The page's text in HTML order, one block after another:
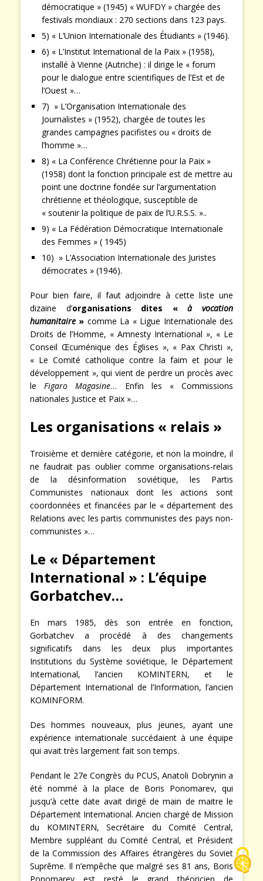
démocratique » (1945) « WUFDY » chargée des
festivals mondiaux : 270 sections dans 123 pays.
5) « L’Union Internationale des Étudiants » (1946).
6) « L’Institut International de la Paix » (1958),
installé à Vienne (Autriche) : il dirige le « forum
pour le dialogue entre scientifiques de l’Est et de
l’Ouest »…
7) » L’Organisation Internationale des
Journalistes » (1952), chargée de toutes les
grandes campagnes pacifistes ou « droits de
l’homme »…
8) « La Conférence Chrétienne pour la Paix »
(1958) dont la fonction principale est de mettre au
point une doctrine fondée sur l’argumentation
chrétienne et théologique, susceptible de
« soutenir la politique de paix de l’U.R.S.S. »..
9) « La Fédération Démocratique Internationale
des Femmes » ( 1945)
10) » L’Association Internationale des Juristes
démocrates » (1946).
Pour bien faire, il faut adjoindre à cette liste une
dizaine d’organisations dites «à vocation
humanitaire » comme La « Ligue Internationale des
Droits de l’Homme, « Amnesty International », « Le
Conseil Œcuménique des Églises », « Pax Christi »,
« Le Comité catholique contre la faim et pour le
développement », qui vient de perdre un procès avec
le Figaro Magasine… Enfin les « Commissions
nationales Justice et Paix »…
Les organisations « relais »
Troisième et dernière catégorie, et non la moindre, il
ne faudrait pas oublier comme organisations-relais
de la désinformation soviétique, les Partis
Communistes nationaux dont les actions sont
coordonnées et financées par le « département des
Relations avec les partis communistes des pays non-
communistes »…
Le « Département
International » : L’équipe
Gorbatchev…
En mars 1985, dès son entrée en fonction,
Gorbatchev a procédé à des changements
significatifs dans les deux plus importantes
Institutions du Système soviétique, le Département
International, l’ancien KOMINTERN, et le
Département International de l’Information, l’ancien
KOMINFORM.
Des hommes nouveaux, plus jeunes, ayant une
expérience internationale succédaient à une équipe
qui avait très largement fait son temps.
Pendant le 27e Congrès du PCUS, Anatoli Dobrynin a
été nommé à la place de Boris Ponomarev, qui
jusqu’à cette date avait dirigé de main de maitre le
Département International. Ancien chargé de Mission
du KOMINTERN, Secrétaire du Comité Central,
Membre suppléant du Comité Central, et Président
de la Commission des Affaires étrangères du Soviet
Suprême. Il n’empêche que malgré ses 81 ans, Boris
Ponomarev est resté le grand théoricien de